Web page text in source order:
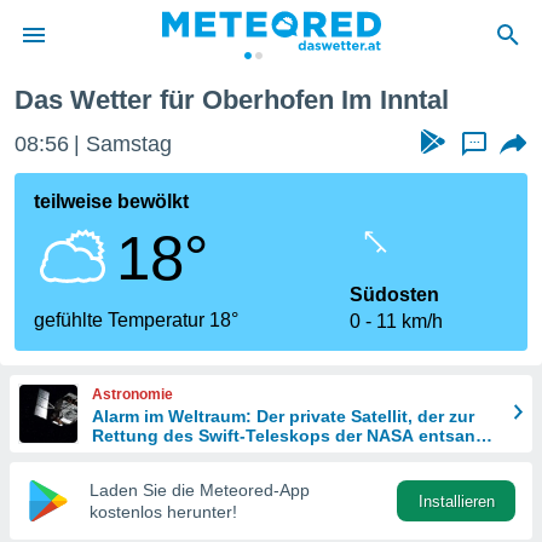
wurde
dass
sind.
diese
Das Wetter für Oberhofen Im Inntal
08:56 Samstag ...
teilweise bewölkt
18°
gefühlte Temperatur 18°
Südosten
0
11 km/h
Astronomie
Alarm im Weltraum: Der private Satellit, der zur
Rettung des Swift-Teleskops der NASA entsandt
Laden Sie die Meteored-App
kostenlos herunter!
Installieren